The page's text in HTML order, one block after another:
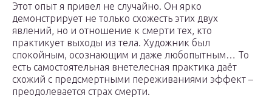
Этот опыт я привел не случайно. Он ярко
демонстрирует не только схожесть этих двух
явлений, но и отношение к смерти тех, кто
практикует выходы из тела. Художник был
спокойным, осознающим и даже любопытным… То
есть самостоятельная внетелесная практика даёт
схожий с предсмертными переживаниями эффект –
преодолевается страх смерти.